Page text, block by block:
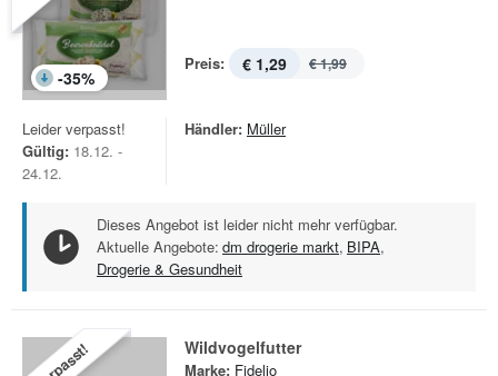
-35%
Preis: € 1,29 € 1,99
Leider verpasst!
Gültig: 18.12. -
24.12.
Händler: Müller
Dieses Angebot ist leider nicht mehr verfügbar.
Aktuelle Angebote: dm drogerie markt, BIPA,
Drogerie & Gesundheit
Wildvogelfutter
Marke: Fidelio